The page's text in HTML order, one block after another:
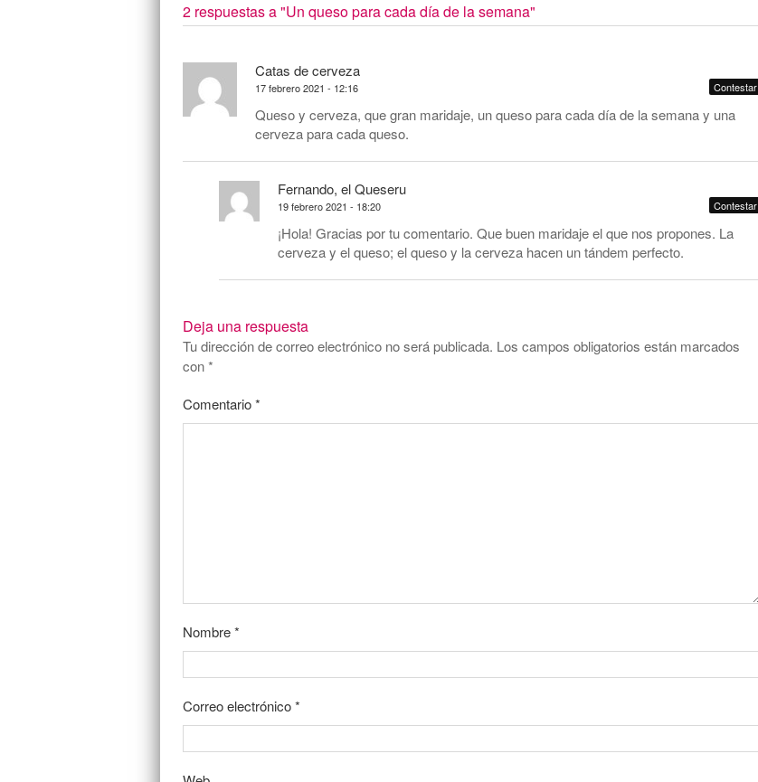
2 respuestas a"Un queso para cada día de la semana"
Catas de cerveza
17 febrero 2021 - 12:16 Contestar
Queso y cerveza, que gran maridaje, un queso para cada día de la semana y una
cerveza para cada queso.
Fernando, el Queseru
19 febrero 2021 - 18:20 Contestar
¡Hola! Gracias por tu comentario. Que buen maridaje el que nos propones. La
cerveza y el queso; el queso y la cerveza hacen un tándem perfecto.
Deja una respuesta
Tu dirección de correo electrónico no será publicada. Los campos obligatorios están marcados
con*
Comentario*
Nombre*
Correo electrónico*